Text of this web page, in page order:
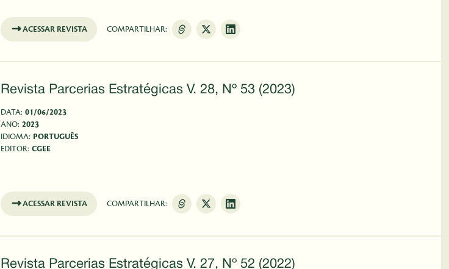
ACESSAR REVISTA COMPARTILHAR:
Revista Parcerias Estratégicas V. 28, Nº 53 (2023)
DATA: 01/06/2023
ANO: 2023
IDIOMA: PORTUGUÊS
EDITOR: CGEE
ACESSAR REVISTA COMPARTILHAR:
Revista Parcerias Estratégicas V. 27, Nº 52 (2022)